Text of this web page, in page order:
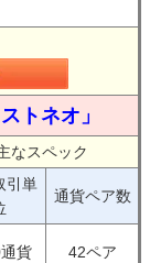
トネオ」
なスペック
引単
通貨ペア数
貨 42ペア